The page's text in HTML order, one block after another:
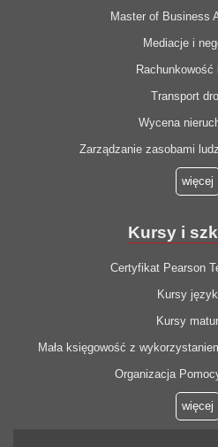
Master of Business
Mediacje i
Rachunkowość
Transport
Wycena
Zarządzanie zasobami
więcej
Kursy i
Certyfikat Pearson
Kursy
Kursy
Mała księgowość z
Organizacja
więcej